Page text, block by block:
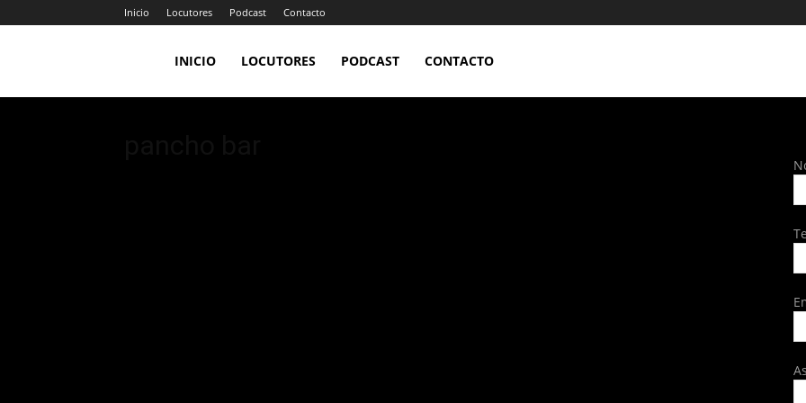
Inicio Locutores Podcast Contacto
INICIO LOCUTORES PODCAST CONTACTO